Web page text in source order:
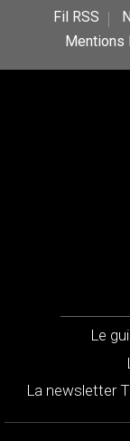
Fil RSS
Mentions
Le
La newsletter